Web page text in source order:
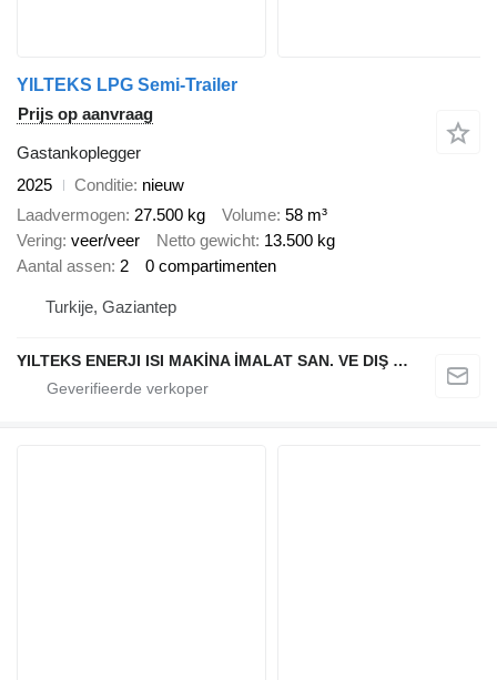
YILTEKS LPG Semi-Trailer
Prijs op aanvraag
Gastankoplegger
2025
Conditie nieuw
Laadvermogen 27.500 kg Volume 58 m³
Vering veer/veer Netto gewicht 13.500 kg
Aantal assen 2 0 compartimenten
Turkije, Gaziantep
YILTEKS ENERJI ISI MAKİNA İMALAT SAN. VE DIŞ TİC. LTD. ŞTİ.